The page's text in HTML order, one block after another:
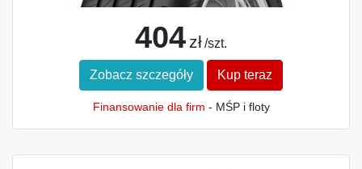
404 zł /szt.
Zobacz szczegóły Kup teraz
Finansowanie dla firm - MŚP i floty